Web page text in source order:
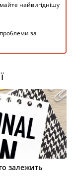
найвигіднішу
за
залежить